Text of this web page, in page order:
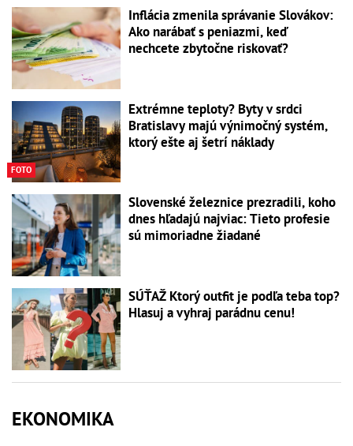
Inflácia zmenila správanie Slovákov:
Ako narábať s peniazmi, keď
nechcete zbytočne riskovať?
FOTO
Extrémne teploty? Byty v srdci
Bratislavy majú výnimočný systém,
ktorý ešte aj šetrí náklady
Slovenské železnice prezradili, koho
dnes hľadajú najviac: Tieto profesie
sú mimoriadne žiadané
SÚŤAŽ Ktorý outfit je podľa teba top?
Hlasuj a vyhraj parádnu cenu!
EKONOMIKA